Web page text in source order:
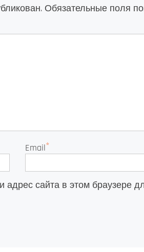
Обязательные поля
Email*
адрес сайта в этом браузере